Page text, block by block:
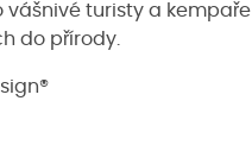
turisty a
do přírody.